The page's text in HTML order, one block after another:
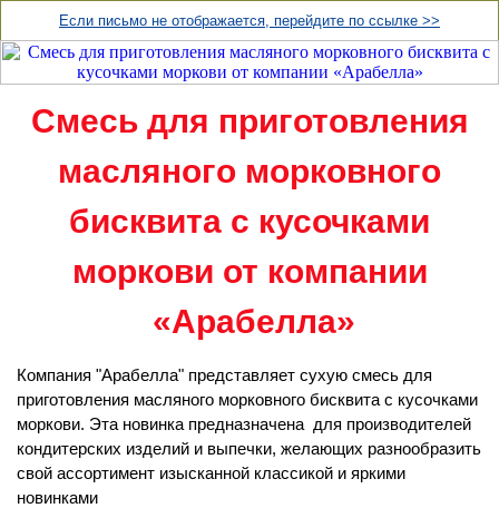
Если письмо не отображается, перейдите по ссылке >>
Смесь для приготовления
масляного морковного
бисквита с кусочками
моркови от компании
«Арабелла»
Компания "Арабелла" представляет сухую смесь для
приготовления масляного морковного бисквита с кусочками
моркови. Эта новинка предназначена для производителей
кондитерских изделий и выпечки, желающих разнообразить
свой ассортимент изысканной классикой и яркими
новинками